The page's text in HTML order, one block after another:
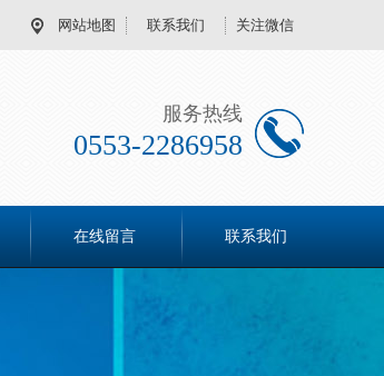
网站地图 联系我们 关注微信
服务热线
0553-2286958
在线留言 联系我们